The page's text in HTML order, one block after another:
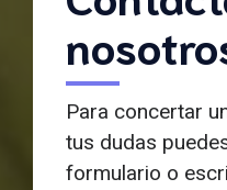
Para concertar
tus dudas
formulario o